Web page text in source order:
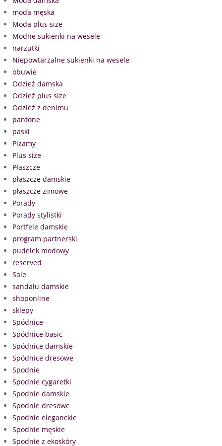
moda męska
Moda plus size
Modne sukienki na wesele
narzutki
Niepowtarzalne sukienki na wesele
obuwie
Odzież damska
Odzież plus size
Odzież z denimu
pantone
paski
Piżamy
Plus size
Płaszcze
płaszcze damskie
płaszcze zimowe
Porady
Porady stylistki
Portfele damskie
program partnerski
pudelek modowy
reserved
Sale
sandału damskie
shoponline
sklepy
Spódnice
Spódnice basic
Spódnice damskie
Spódnice dresowe
Spodnie
Spodnie cygaretki
Spodnie damskie
Spodnie dresowe
Spodnie eleganckie
Spodnie męskie
Spodnie z ekoskóry